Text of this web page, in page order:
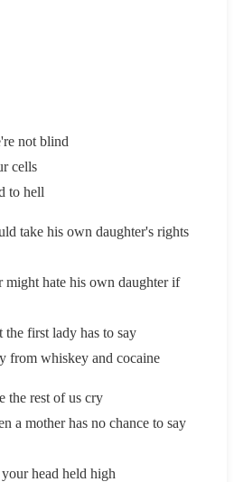
not blind
cells
to hell
take his own daughter's rights
hate his own daughter if
first lady has to say
from whiskey and cocaine
the rest of us cry
a mother has no chance to say
head held high